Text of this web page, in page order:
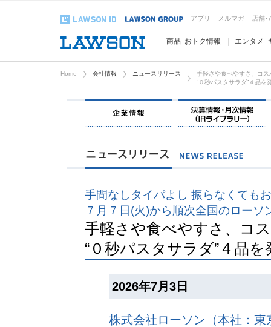
アプリ メルマガ 店舗･
商品･おトク情報 エンタメ･
Home 会社情報 ニュースリリース
手軽さや食べやすさ、コス
“０秒パスタサラダ”４品を
企業情報
手間なしタイパよし 振らなくても
７月７日(火)から順次全国のローソ
手軽さや食べやすさ、コ
“０秒パスタサラダ”４品を
2026年7月3日
株式会社ローソン（本社：